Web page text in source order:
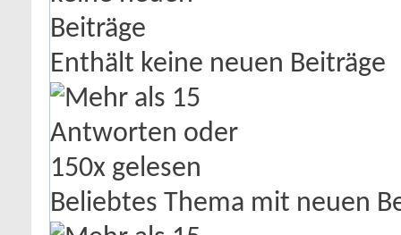
Enthält keine neuen Beiträge
Beliebtes Thema mit neuen